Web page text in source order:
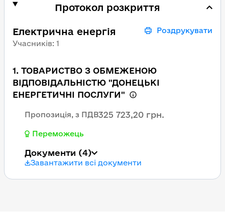
Протокол розкриття
Електрична енергія
Учасників: 1
Роздрукувати
1. ТОВАРИСТВО З ОБМЕЖЕНОЮ
ВІДПОВІДАЛЬНІСТЮ "ДОНЕЦЬКІ
ЕНЕРГЕТИЧНІ ПОСЛУГИ"
Пропозиція, з ПДВ325 723,20 грн.
Переможець
Документи (4)
Завантажити всі документи